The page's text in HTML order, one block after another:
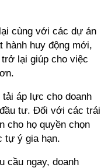
cùng với các dự án
hành huy động mới,
trở lại giúp cho việc
tải áp lực cho doanh
tư. Đối với các trái
cho họ quyền chọn
tự ý gia hạn.
cầu ngay, doanh